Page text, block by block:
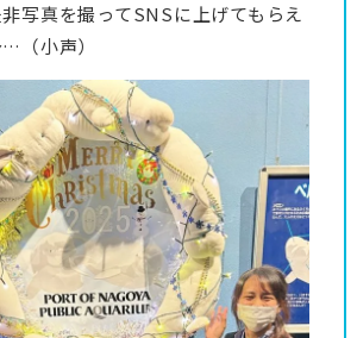
写真を撮ってSNSに上げてもらえ
（小声）